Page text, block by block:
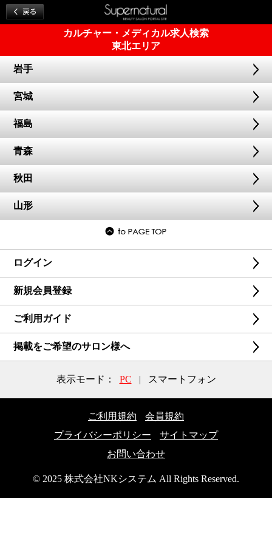
カルチャー・メディカル求人検索
東北エリア
岩手
宮城
福島
青森
秋田
山形
ログイン
新規会員登録
ご利用ガイド
掲載をご希望のサロン様へ
表示モード： PC | スマートフォン
ご利用規約
会員規約
プライバシーポリシー
サイトマップ
お問い合わせ
© 2025 株式会社NKシステム All Rights Reserved.